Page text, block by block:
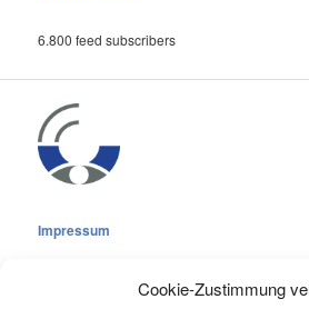
Cookie-Zustimmung
6.800 feed subscribers
Impressum